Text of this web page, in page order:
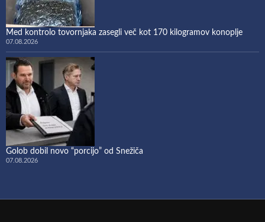
Med kontrolo tovornjaka zasegli več kot 170 kilogramov konoplje
07.08.2026
Golob dobil novo “porcijo” od Snežiča
07.08.2026